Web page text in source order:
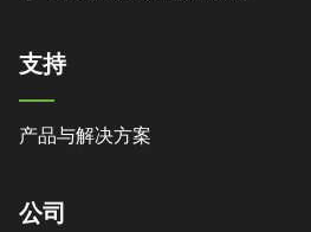
支持
产品与解决方案
公司